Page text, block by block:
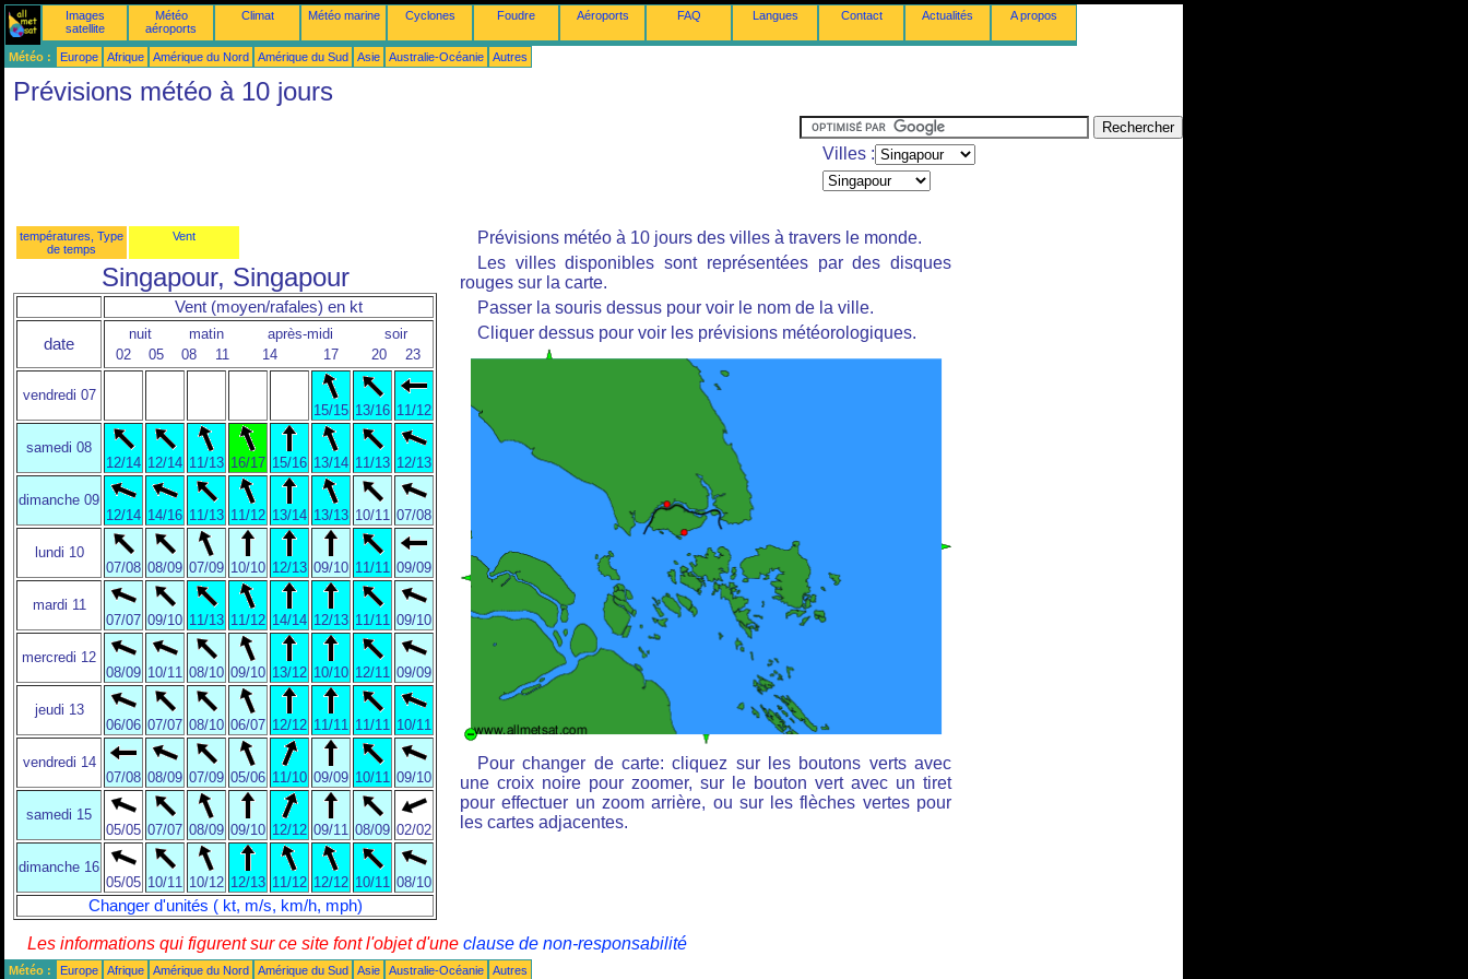
Images
satellite
Météo
aéroports
Climat Météo marine Cyclones Foudre Aéroports FAQ Langues Contact Actualités A propos
Météo : Europe Afrique Amérique du Nord Amérique du Sud Asie Australie-Océanie Autres
Prévisions météo à 10 jours
Villes :
températures, Type
de temps
Vent
Singapour, Singapour
Vent (moyen/rafales) en kt
date
nuit matin après-midi
soir
02
05 08 11 14 17 20 23
vendredi 07
15/15 13/16 11/12
samedi 08
12/14 12/14 11/13 16/17 15/16 13/14 11/13 12/13
dimanche 09
12/14 14/16 11/13 11/12 13/14 13/13 10/11 07/08
lundi 10
07/08 08/09 07/09 10/10 12/13 09/10 11/11 09/09
mardi 11
07/07 09/10 11/13 11/12 14/14 12/13 11/11 09/10
mercredi 12
08/09 10/11 08/10 09/10 13/12 10/10 12/11 09/09
jeudi 13
06/06 07/07 08/10 06/07 12/12 11/11 11/11 10/11
vendredi 14
07/08 08/09 07/09 05/06 11/10 09/09 10/11 09/10
samedi 15
05/05 07/07 08/09 09/10 12/12 09/11 08/09 02/02
dimanche 16
05/05 10/11 10/12 12/13 11/12 12/12 10/11 08/10
Changer d'unités ( kt, m/s, km/h, mph)
Prévisions météo à 10 jours des villes à travers le monde.
Les villes disponibles sont représentées par des disques
rouges sur la carte.
Passer la souris dessus pour voir le nom de la ville.
Cliquer dessus pour voir les prévisions météorologiques.
Pour changer de carte: cliquez sur les boutons verts avec
une croix noire pour zoomer, sur le bouton vert avec un tiret
pour effectuer un zoom arrière, ou sur les flèches vertes pour
les cartes adjacentes.
Les informations qui figurent sur ce site font l'objet d'une clause de non-responsabilité
Météo : Europe Afrique Amérique du Nord Amérique du Sud Asie Australie-Océanie Autres